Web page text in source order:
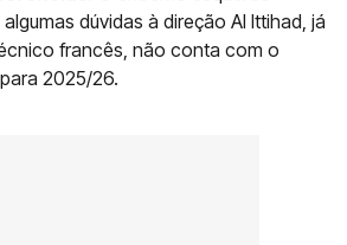
dúvidas à direção Al Ittihad, já
francês, não conta com o
2025/26.